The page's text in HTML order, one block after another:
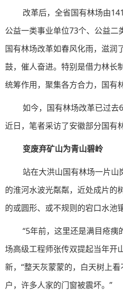
改革后，全省国有林场由
公益一类事业单位73个、公益二
国有林场改革如春风化雨，滋润
鼓，催人奋进。特别是借力林长
统筹作用，聚集各方合力，国有
如今，国有林场改革已过去
近日，笔者采访了安徽部分国有
变废弃矿山为青山碧岭
站在大洪山国有林场一片
的淮河水波光粼粼，近处成片的
的或圆形、或不规则的宕口水池
“5年前，这里还是满目疮痍
场高级工程师张传双提起当年开
新，“整天灰蒙蒙的，白天树上
户，许多人家的门窗被震坏。”